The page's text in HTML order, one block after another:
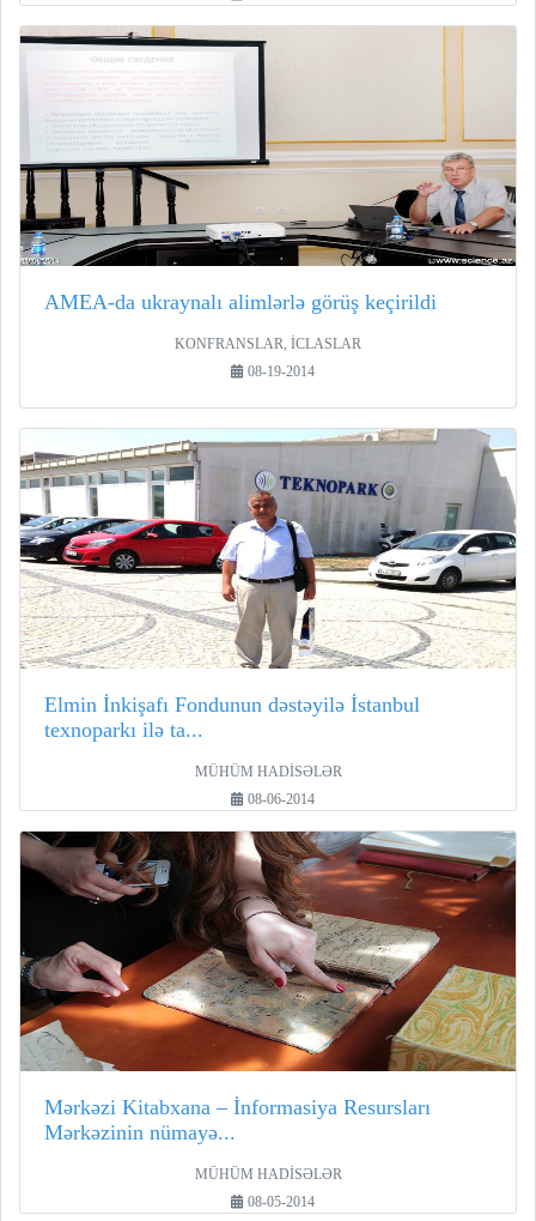
AMEA-da ukraynalı alimlərlə görüş keçirildi
KONFRANSLAR, İCLASLAR
08-19-2014
Elmin İnkişafı Fondunun dəstəyilə İstanbul
texnoparkı ilə ta...
MÜHÜM HADİSƏLƏR
08-06-2014
Mərkəzi Kitabxana – İnformasiya Resursları
Mərkəzinin nümayə...
MÜHÜM HADİSƏLƏR
08-05-2014